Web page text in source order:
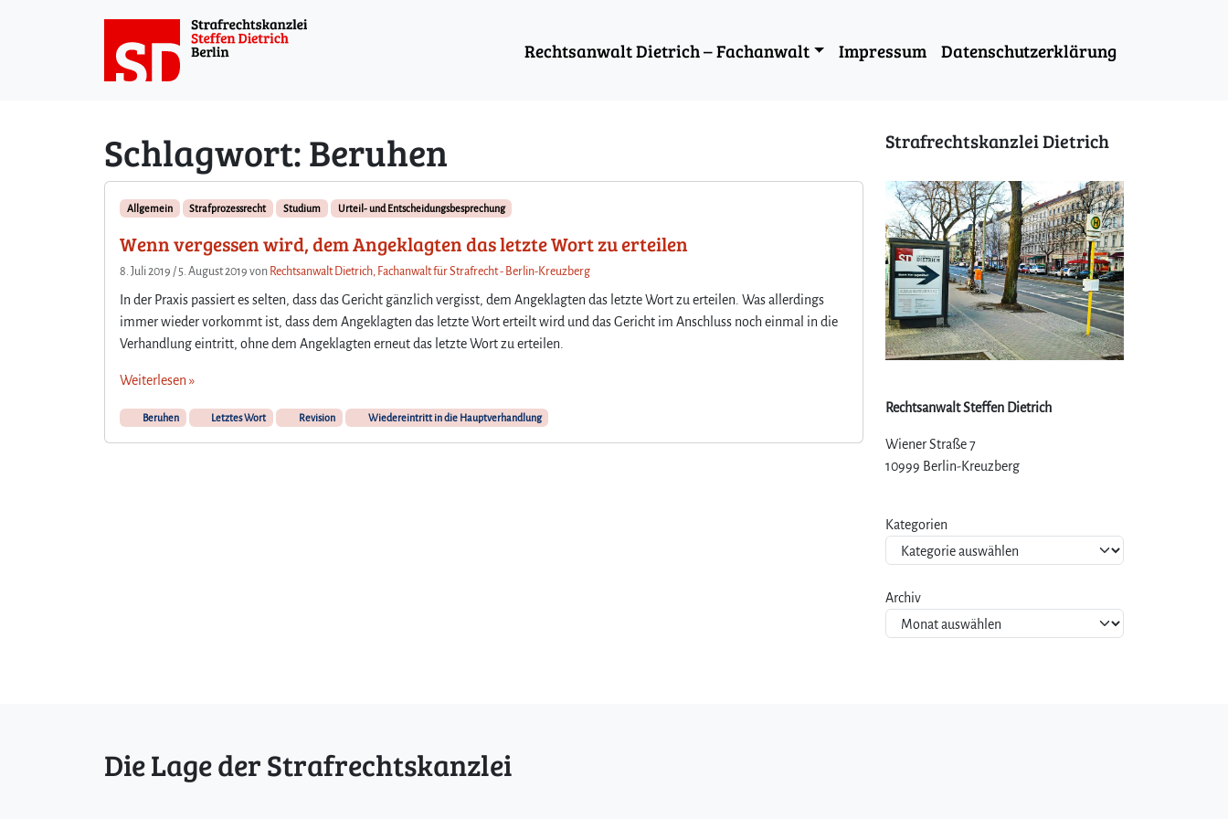
Rechtsanwalt Dietrich – Fachanwalt Impressum Datenschutzerklärung
Schlagwort:Beruhen
Allgemein Strafprozessrecht Studium Urteil- und Entscheidungsbesprechung
Wenn vergessen wird, dem Angeklagten das letzte Wort zu erteilen
8. Juli 2019 / 5. August 2019 von Rechtsanwalt Dietrich, Fachanwalt für Strafrecht - Berlin-Kreuzberg
In der Praxis passiert es selten, dass das Gericht gänzlich vergisst, dem Angeklagten das letzte Wort zu erteilen. Was allerdings
immer wieder vorkommt ist, dass dem Angeklagten das letzte Wort erteilt wird und das Gericht im Anschluss noch einmal in die
Verhandlung eintritt, ohne dem Angeklagten erneut das letzte Wort zu erteilen.
Weiterlesen »
Beruhen Letztes Wort Revision Wiedereintritt in die Hauptverhandlung
Strafrechtskanzlei Dietrich
Rechtsanwalt Steffen Dietrich
Wiener Straße 7
10999 Berlin-Kreuzberg
Kategorien
Archiv
Die Lage der Strafrechtskanzlei